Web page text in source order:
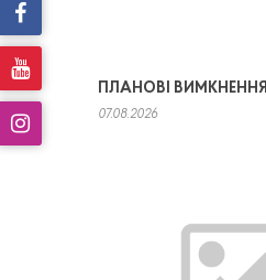
ПЛАНОВІ ВИМКНЕННЯ
07.08.2026